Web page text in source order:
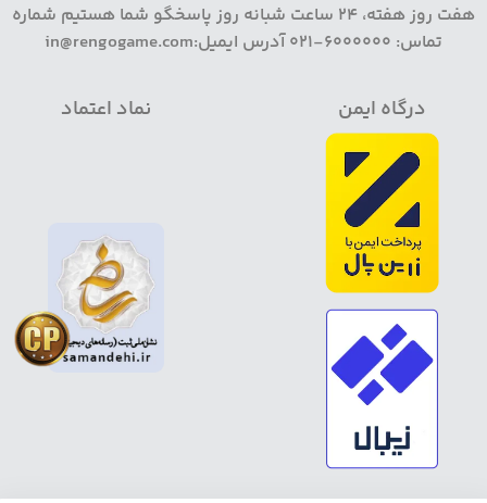
هفت روز هفته، 24 ساعت شبانه روز پاسخگو شما هستیم شماره
تماس: 6000000-021 آدرس ایمیل:in@rengogame.com
درگاه ایمن نماد اعتماد